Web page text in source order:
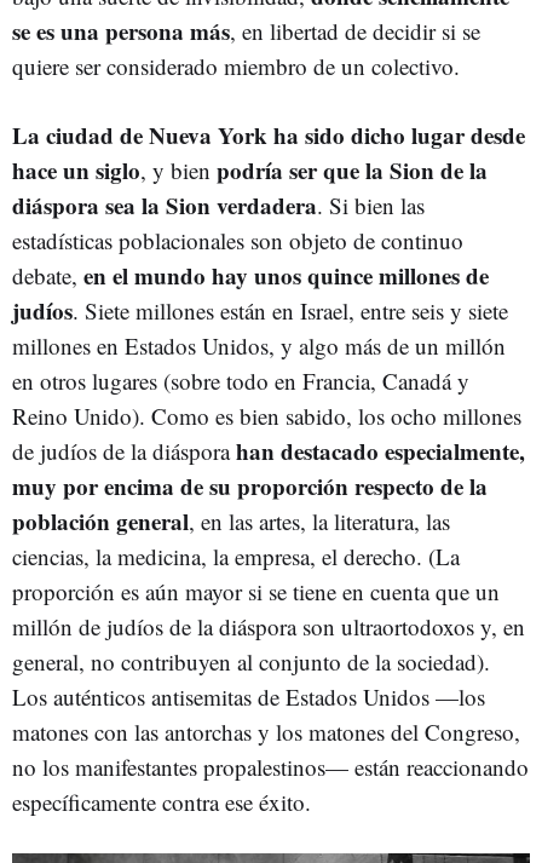
se es una persona más, en libertad de decidir si se
quiere ser considerado miembro de un colectivo.
La ciudad de Nueva York ha sido dicho lugar desde
hace un siglo, y bien podría ser que la Sion de la
diáspora sea la Sion verdadera. Si bien las
estadísticas poblacionales son objeto de continuo
debate, en el mundo hay unos quince millones de
judíos. Siete millones están en Israel, entre seis y siete
millones en Estados Unidos, y algo más de un millón
en otros lugares (sobre todo en Francia, Canadá y
Reino Unido). Como es bien sabido, los ocho millones
de judíos de la diásporahan destacado especialmente,
muy por encima de su proporción respecto de la
población general, en las artes, la literatura, las
ciencias, la medicina, la empresa, el derecho. (La
proporción es aún mayor si se tiene en cuenta que un
millón de judíos de la diáspora son ultraortodoxos y, en
general, no contribuyen al conjunto de la sociedad).
Los auténticos antisemitas de Estados Unidos —los
matones con las antorchas y los matones del Congreso,
no los manifestantes propalestinos— están reaccionando
específicamente contra ese éxito.